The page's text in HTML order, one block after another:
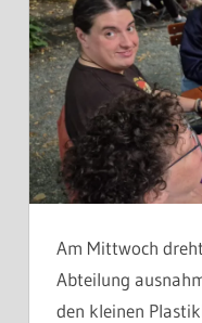
Am Mittwoch
Abteilung
den kleinen